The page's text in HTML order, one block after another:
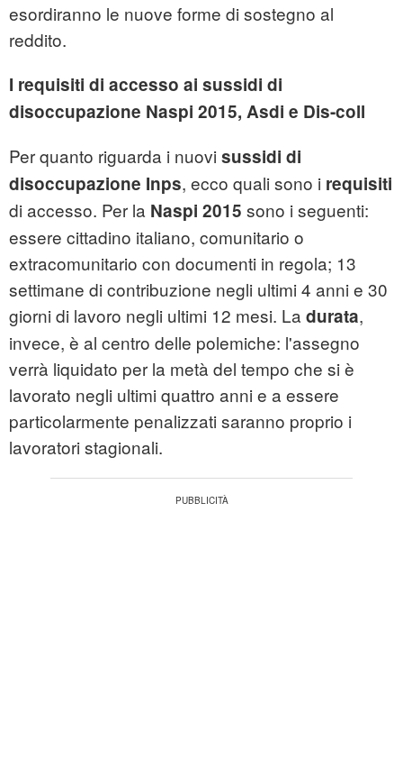
esordiranno le nuove forme di sostegno al
reddito.
I requisiti di accesso ai sussidi di
disoccupazione Naspi 2015, Asdi e Dis-coll
Per quanto riguarda i nuovi sussidi di
disoccupazione Inps, ecco quali sono i requisiti
di accesso. Per la Naspi 2015 sono i seguenti:
essere cittadino italiano, comunitario o
extracomunitario con documenti in regola; 13
settimane di contribuzione negli ultimi 4 anni e 30
giorni di lavoro negli ultimi 12 mesi. La durata,
invece, è al centro delle polemiche: l'assegno
verrà liquidato per la metà del tempo che si è
lavorato negli ultimi quattro anni e a essere
particolarmente penalizzati saranno proprio i
lavoratori stagionali.